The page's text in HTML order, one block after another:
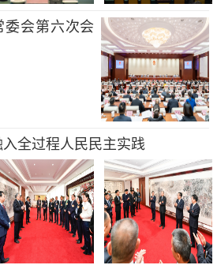
会第六次会
全过程人民民主实践